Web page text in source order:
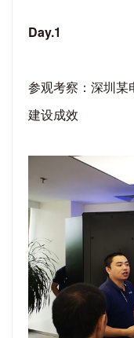
Day.1
参观考察：深圳某
建设成效